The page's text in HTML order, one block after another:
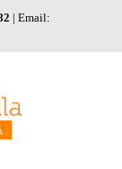
| Email: